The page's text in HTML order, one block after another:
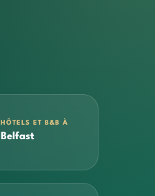
HÔTELS ET B&B À
Belfast